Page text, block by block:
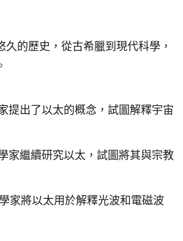
久的歷史，從古希臘到現代科學，
提出了以太的概念，試圖解釋宇宙
家繼續研究以太，試圖將其與宗教
家將以太用於解釋光波和電磁波